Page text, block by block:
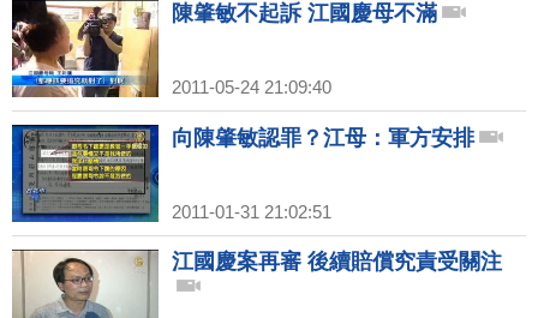
陳肇敏不起訴 江國慶母不滿
2011-05-24 21:09:40
向陳肇敏認罪？江母：軍方安排
2011-01-31 21:02:51
江國慶案再審 後續賠償究責受關注